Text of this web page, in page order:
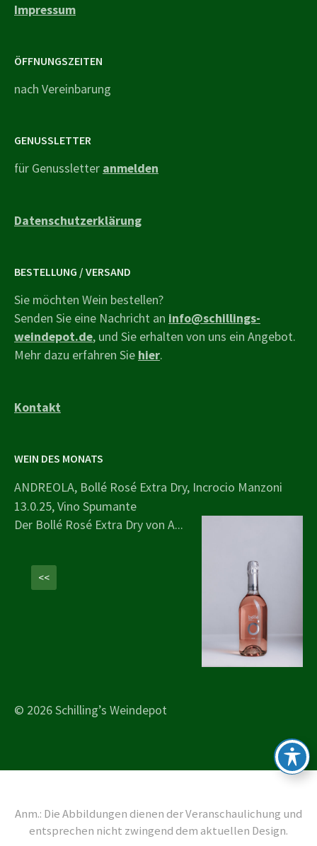
Impressum
ÖFFNUNGSZEITEN
nach Vereinbarung
GENUSSLETTER
für Genussletter anmelden
Datenschutzerklärung
BESTELLUNG / VERSAND
Sie möchten Wein bestellen?
Senden Sie eine Nachricht an info@schillings-
weindepot.de, und Sie erhalten von uns ein Angebot.
Mehr dazu erfahren Sie hier.
Kontakt
WEIN DES MONATS
ANDREOLA, Bollé Rosé Extra Dry, Incrocio Manzoni
13.0.25, Vino Spumante
Der Bollé Rosé Extra Dry von A...
<<
© 2026 Schilling’s Weindepot
Anm.: Die Abbildungen dienen der Veranschaulichung und
entsprechen nicht zwingend dem aktuellen Design.